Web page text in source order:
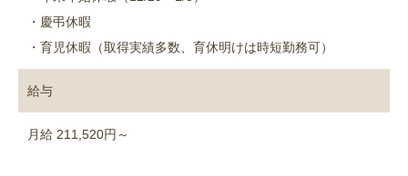
・慶弔休暇
・育児休暇（取得実績多数、育休明けは時短勤務可）
給与
月給 211,520円～